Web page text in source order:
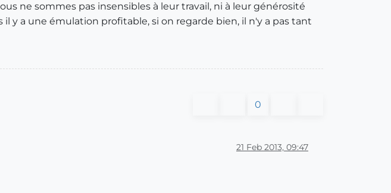
ne sommes pas insensibles à leur travail, ni à leur générosité
y a une émulation profitable, si on regarde bien, il n'y a pas tant
0
21 Feb 2013, 09:47